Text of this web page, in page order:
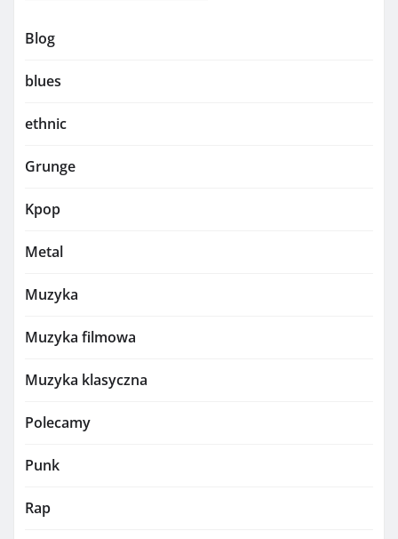
Blog
blues
ethnic
Grunge
Kpop
Metal
Muzyka
Muzyka filmowa
Muzyka klasyczna
Polecamy
Punk
Rap